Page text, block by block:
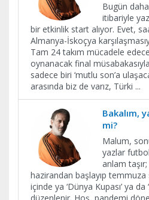
Bugün
itibariyle
bir etkinlik start alıyor. Evet,
Almanya-İskoçya
Tam 24 takım mücadele
oynanacak final
sadece biri ‘mutlu son’a
arasında biz de varız, Türki ...
Bakalım,
mi?
Malum,
yazlar
anlam
hazirandan başlayıp
içinde ya ‘Dünya Kupası’ ya da